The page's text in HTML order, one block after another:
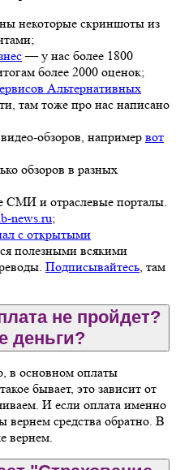
некоторые скриншоты из
— у нас более 1800
более 2000 оценок;
Альтернативных
там тоже про нас написано
обзоров, например вот
обзоров в разных
СМИ и отраслевые порталы.
news.ru;
с открытыми
полезными всякими
Подписывайтесь, там
не пройдет?
деньги?
в основном оплаты
бывает, это зависит от
И если оплата именно
вернем средства обратно. В
вернем.